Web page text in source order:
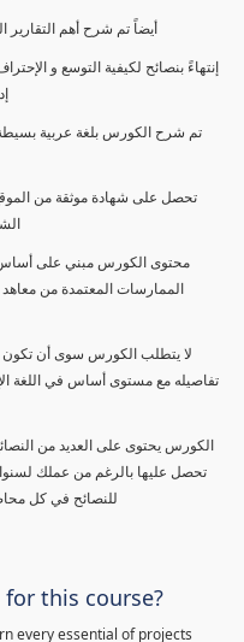
أيضاً تم شرح أهم التقارير
إنتهاءً بنصائح لكيفية التوسع و
تم شرح الكورس بلغة عربية
تحصل على شهادة موثقة من
محتوى الكورس مبني على
الممارسات المعتمدة من معاهد
لا يتطلب الكورس سوى أن تكون
تفاصيله مع مستوى أساس في اللغة
الكورس يحتوى على العديد من
تحصل عليها بالرغم من عملك
للنصائح في كل
this course?
every essential of projects